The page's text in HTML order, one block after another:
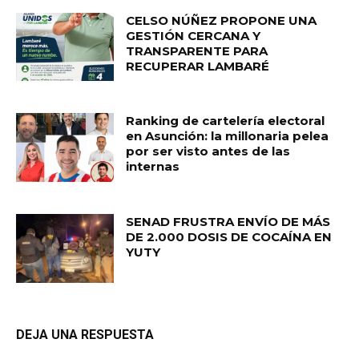
CELSO NÚÑEZ PROPONE UNA
GESTIÓN CERCANA Y
TRANSPARENTE PARA
RECUPERAR LAMBARÉ
Ranking de cartelería electoral
en Asunción: la millonaria pelea
por ser visto antes de las
internas
SENAD FRUSTRA ENVÍO DE MÁS
DE 2.000 DOSIS DE COCAÍNA EN
YUTY
DEJA UNA RESPUESTA